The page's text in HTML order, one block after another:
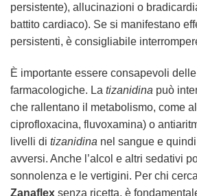
persistente), allucinazioni o
battito cardiaco). Se si manifestano
persistenti, è consigliabile
È importante essere consapevoli
farmacologiche. La tizanidina può
che rallentano il metabolismo, come
ciprofloxacina, fluvoxamina) o
livelli di tizanidina nel sangue e
avversi. Anche l’alcol e altri sedativi
sonnolenza e le vertigini. Per chi
Zanaflex senza ricetta, è